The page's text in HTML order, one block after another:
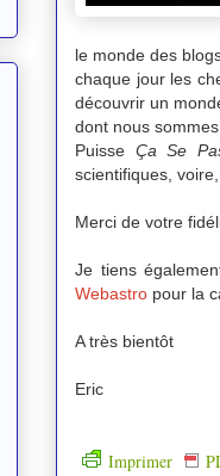
le monde des
chaque jour les
découvrir un
dont nous sommes
Puisse Ça Se
scientifiques,
Merci de votre
Je tiens
Webastro pour la
A très bientôt
Eric
Imprimer